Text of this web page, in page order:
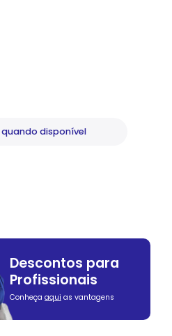
quando disponível
Descontos para
Profissionais
Conheça aqui as vantagens